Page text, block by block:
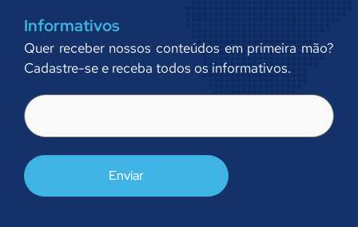
Informativos
Quer receber nossos conteúdos em primeira mão?
Cadastre-se e receba todos os informativos.
E-
mail
(obrigatório)